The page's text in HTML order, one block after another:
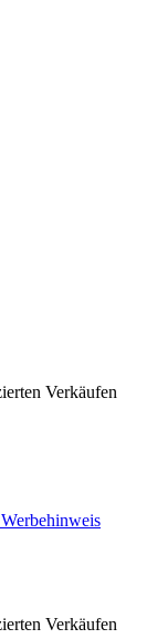
Verkäufen
Verkäufen